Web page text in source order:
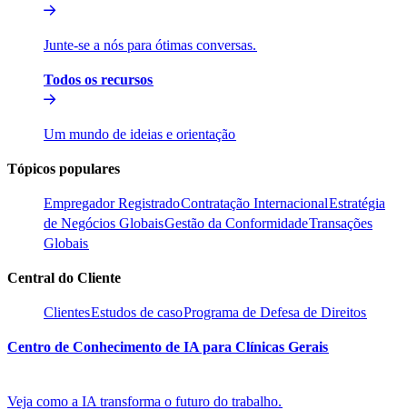
Junte-se a nós para ótimas conversas.​​
Todos os recursos​​
Um mundo de ideias e orientação​​
Tópicos populares​​
Empregador Registrado​​Contratação Internacional​​Estratégia
de Negócios Globais​​Gestão da Conformidade​​Transações
Globais​​
Central do Cliente​​
Clientes​​Estudos de caso​​Programa de Defesa de Direitos​​
Centro de Conhecimento de IA para Clínicas Gerais​​
Veja como a IA transforma o futuro do trabalho.​​